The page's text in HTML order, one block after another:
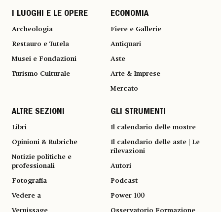
I LUOGHI E LE OPERE
Archeologia
Restauro e Tutela
Musei e Fondazioni
Turismo Culturale
ECONOMIA
Fiere e Gallerie
Antiquari
Aste
Arte & Imprese
Mercato
ALTRE SEZIONI
Libri
Opinioni & Rubriche
Notizie politiche e
professionali
Fotografia
Vedere a
Vernissage
GLI STRUMENTI
Il calendario delle mostre
Il calendario delle aste | Le
rilevazioni
Autori
Podcast
Power 100
Osservatorio Formazione